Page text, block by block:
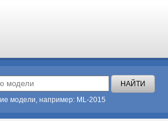
модели, например: ML-2015